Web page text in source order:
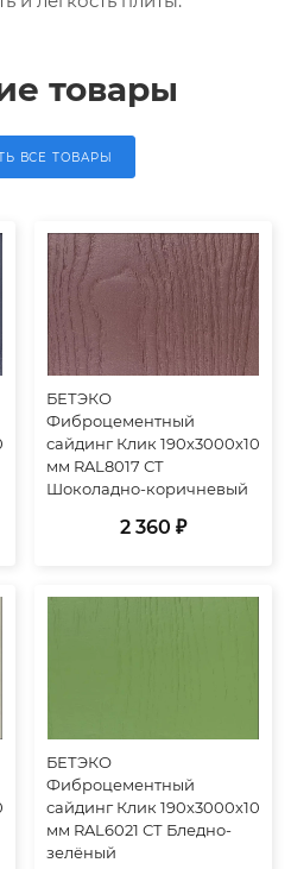
товары
ВСЕ ТОВАРЫ
БЕТЭКО
Фиброцементный
сайдинг Клик 190х3000х10
мм RAL8017 СТ
Шоколадно-коричневый
2 360 ₽
БЕТЭКО
Фиброцементный
сайдинг Клик 190х3000х10
мм RAL6021 СТ Бледно-
зелёный